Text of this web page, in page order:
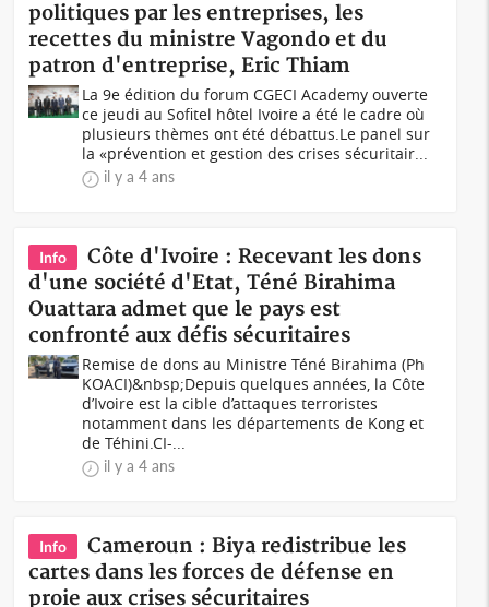
politiques par les entreprises, les
recettes du ministre Vagondo et du
patron d'entreprise, Eric Thiam
La 9e édition du forum CGECI Academy ouverte
ce jeudi au Sofitel hôtel Ivoire a été le cadre où
plusieurs thèmes ont été débattus.Le panel sur
la «prévention et gestion des crises sécuritair...
il y a 4 ans
Info
Côte d'Ivoire : Recevant les dons
d'une société d'Etat, Téné Birahima
Ouattara admet que le pays est
confronté aux défis sécuritaires
Remise de dons au Ministre Téné Birahima (Ph
KOACI)&nbsp;Depuis quelques années, la Côte
d’Ivoire est la cible d’attaques terroristes
notamment dans les départements de Kong et
de Téhini.CI-...
il y a 4 ans
Info
Cameroun : Biya redistribue les
cartes dans les forces de défense en
proie aux crises sécuritaires